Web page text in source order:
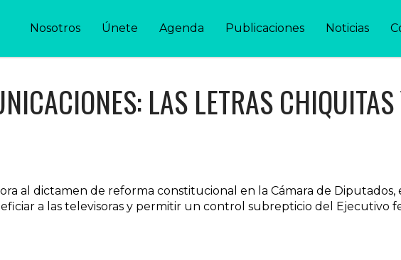
Nosotros Únete Agenda Publicaciones Noticias
LAS LETRAS
al dictamen de reforma constitucional en la Cámara de
a las televisoras y permitir un control subrepticio del Ejecutivo